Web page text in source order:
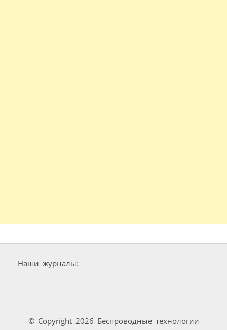
Наши журналы:
© Copyright 2026 Беспроводные технологии